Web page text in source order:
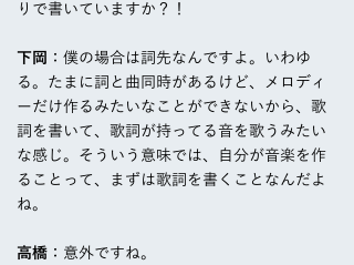
りで書いていますか？！
下岡 ：僕の場合は詞先なんですよ。いわゆ
る。たまに詞と曲同時があるけど、メロディ
ーだけ作るみたいなことができないから、歌
詞を書いて、歌詞が持ってる音を歌うみたい
な感じ。そういう意味では、自分が音楽を作
ることって、まずは歌詞を書くことなんだよ
ね。
高橋 ：意外ですね。